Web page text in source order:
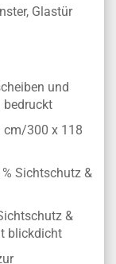
Glastür
und
bedruckt
cm/300 x 118
Sichtschutz &
&
blickdicht